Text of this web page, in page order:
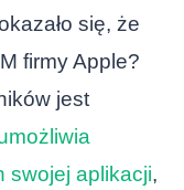
się, że
firmy Apple?
jest
swojej aplikacji,